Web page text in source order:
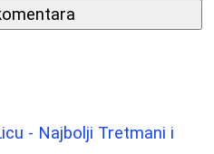
- Najbolji Tretmani i